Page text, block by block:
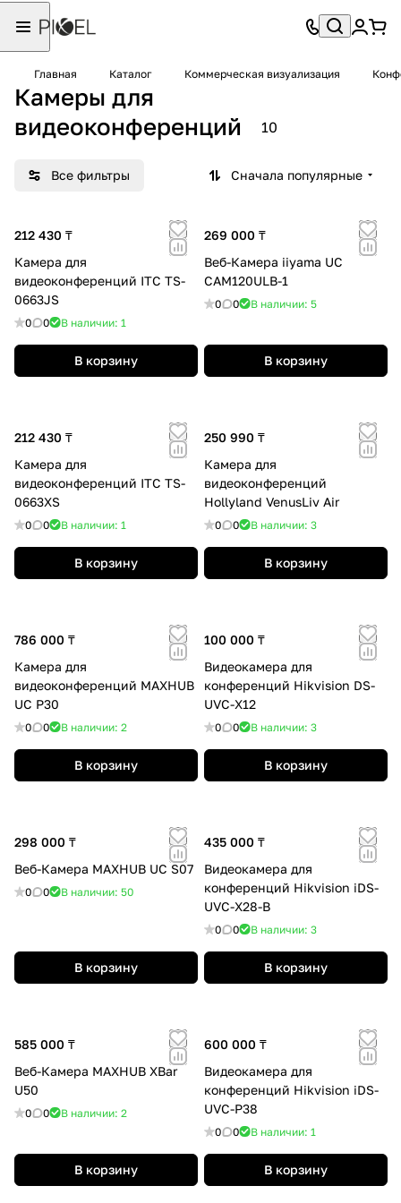
Главная Каталог Коммерческая визуализация
Камеры для
видеоконференций
10
Все фильтры Сначала популярные
212 430 ₸
Камера для
видеоконференций ITC TS-
0663JS
0 0 В наличии: 1
В корзину
269 000 ₸
Веб-Камера iiyama UC
CAM120ULB-1
0 0 В наличии: 5
В корзину
212 430 ₸
Камера для
видеоконференций ITC TS-
0663XS
0 0 В наличии: 1
В корзину
250 990 ₸
Камера для
видеоконференций
Hollyland VenusLiv Air
0 0 В наличии: 3
В корзину
786 000 ₸
Камера для
видеоконференций MAXHUB
UC P30
0 0 В наличии: 2
В корзину
100 000 ₸
Видеокамера для
конференций Hikvision DS-
UVC-X12
0 0 В наличии: 3
В корзину
298 000 ₸
Веб-Камера MAXHUB UC S07
0 0 В наличии: 50
В корзину
435 000 ₸
Видеокамера для
конференций Hikvision iDS-
UVC-X28-B
0 0 В наличии: 3
В корзину
585 000 ₸
Веб-Камера MAXHUB XBar
U50
0 0 В наличии: 2
В корзину
600 000 ₸
Видеокамера для
конференций Hikvision iDS-
UVC-P38
0 0 В наличии: 1
В корзину